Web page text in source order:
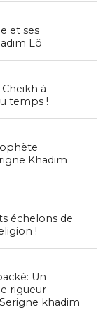
et ses
Lô
à
temps !
Khadim
échelons de
!
Un
rigueur
khadim